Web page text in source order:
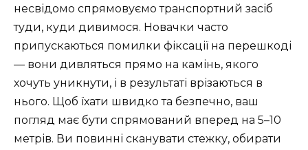
несвідомо спрямовуємо транспортний засіб
туди, куди дивимося. Новачки часто
припускаються помилки фіксації на перешкоді
— вони дивляться прямо на камінь, якого
хочуть уникнути, і в результаті врізаються в
нього. Щоб їхати швидко та безпечно, ваш
погляд має бути спрямований вперед на 5–10
метрів. Ви повинні сканувати стежку, обирати